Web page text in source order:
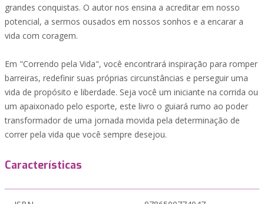
grandes conquistas. O autor nos ensina a acreditar em nosso
potencial, a sermos ousados em nossos sonhos e a encarar a
vida com coragem.
Em "Correndo pela Vida", você encontrará inspiração para romper
barreiras, redefinir suas próprias circunstâncias e perseguir uma
vida de propósito e liberdade. Seja você um iniciante na corrida ou
um apaixonado pelo esporte, este livro o guiará rumo ao poder
transformador de uma jornada movida pela determinação de
correr pela vida que você sempre desejou.
Características